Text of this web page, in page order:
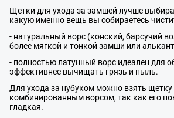
Щетки для ухода за замшей лучше
какую именно вещь вы собираетесь
- натуральный ворс (конский, барсучий
более мягкой и тонкой замши или
- полностью латунный ворс идеален для
эффективнее вычищать грязь и пыль.
Для ухода за нубуком можно взять щетку
комбинированным ворсом, так как его
гладкая.